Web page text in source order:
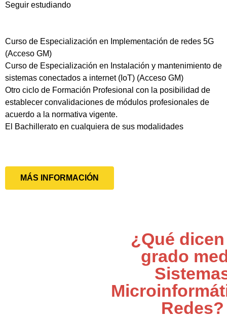
Seguir estudiando
Curso de Especialización en Implementación de redes 5G
(Acceso GM)
Curso de Especialización en Instalación y mantenimiento de
sistemas conectados a internet (IoT) (Acceso GM)
Otro ciclo de Formación Profesional con la posibilidad de
establecer convalidaciones de módulos profesionales de
acuerdo a la normativa vigente.
El Bachillerato en cualquiera de sus modalidades
MÁS INFORMACIÓN
¿Qué
grado
Redes?